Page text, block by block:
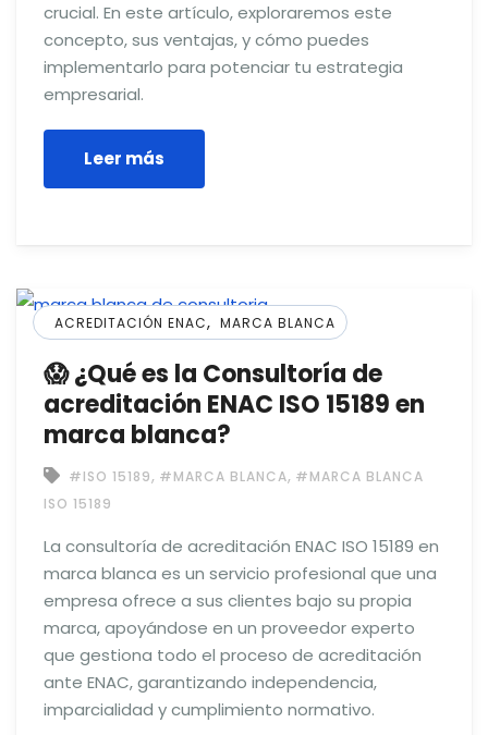
crucial. En este artículo, exploraremos este
concepto, sus ventajas, y cómo puedes
implementarlo para potenciar tu estrategia
empresarial.
Leer más
ACREDITACIÓN ENAC, MARCA BLANCA
😱 ¿Qué es la Consultoría de
acreditación ENAC ISO 15189 en
marca blanca?
#ISO 15189, #MARCA BLANCA, #MARCA BLANCA
ISO 15189
La consultoría de acreditación ENAC ISO 15189 en
marca blanca es un servicio profesional que una
empresa ofrece a sus clientes bajo su propia
marca, apoyándose en un proveedor experto
que gestiona todo el proceso de acreditación
ante ENAC, garantizando independencia,
imparcialidad y cumplimiento normativo.